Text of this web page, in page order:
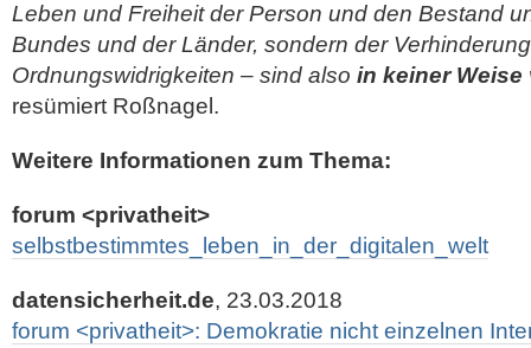
Leben und Freiheit der Person und den Bestand
Bundes und der Länder, sondern der
Ordnungswidrigkeiten – sind also in keiner
resümiert Roßnagel.
Weitere Informationen zum Thema:
forum <privatheit>
selbstbestimmtes_leben_in_der_digitalen_welt
datensicherheit.de, 23.03.2018
forum <privatheit>: Demokratie nicht einzelnen